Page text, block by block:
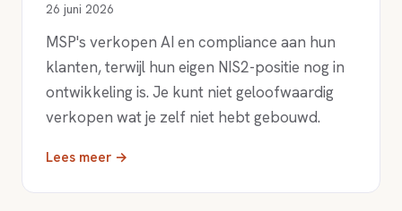
26 juni 2026
MSP's verkopen AI en compliance aan hun
klanten, terwijl hun eigen NIS2-positie nog in
ontwikkeling is. Je kunt niet geloofwaardig
verkopen wat je zelf niet hebt gebouwd.
Lees meer →